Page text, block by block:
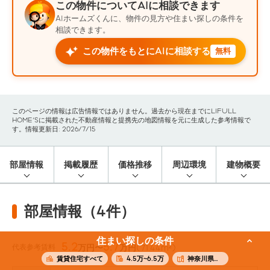
住まい探しの条件
賃貸住宅すべて 4.5万~6.5万 神奈川県足柄上郡中井町
この物件についてAIに相談できます
AIホームズくんに、物件の見方や住まい探しの条件を
相談できます。
この物件をもとにAIに相談する 無料
このページの情報は広告情報ではありません。過去から現在までにLIFULL
HOME'Sに掲載された不動産情報と提携先の地図情報を元に生成した参考情報で
す。情報更新日: 2026/7/15
部屋情報 掲載履歴 価格推移 周辺環境 建物概要
部屋情報（4件）
5.2 万円〜5.7万円 (71.44m²)